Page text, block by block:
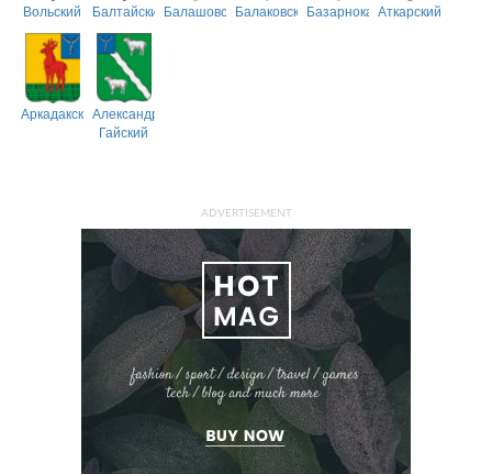
Вольский БалтайскийБалашовскийБалаковскийБазарнокарабулакский
Аткарский
АркадакскийАлександрово-
Гайский
ADVERTISEMENT